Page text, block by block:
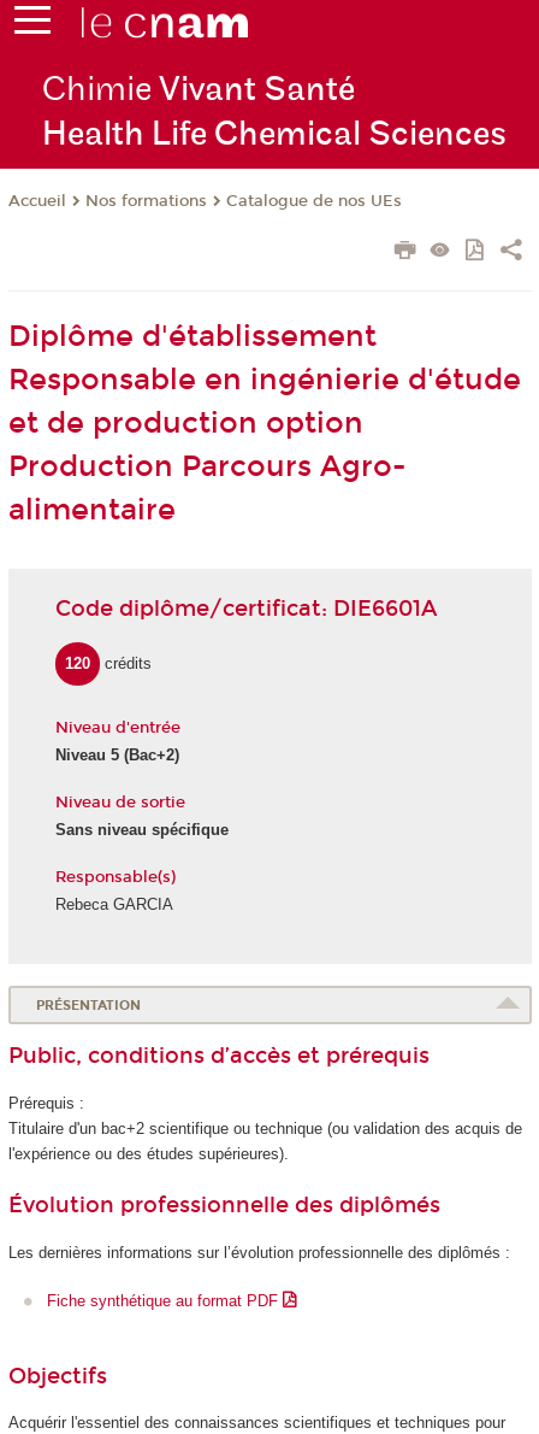
Chimie Vivant Santé
Health Life Chemical Sciences
Accueil Nos formations Catalogue de nos UEs
Diplôme d'établissement
Responsable en ingénierie d'étude
et de production option
Production Parcours Agro-
alimentaire
Code diplôme/certificat: DIE6601A
120 crédits
Niveau d'entrée
Niveau 5(Bac+2)
Niveau de sortie
Sans niveau spécifique
Responsable(s)
Rebeca GARCIA
PRÉSENTATION
Public, conditions d’accès et prérequis
Prérequis :
Titulaire d'un bac+2 scientifique ou technique (ou validation des acquis de
l'expérienceou des études supérieures).
Évolution professionnelle des diplômés
Les dernières informations sur l’évolution professionnelle des diplômés :
Fiche synthétique au format PDF
Objectifs
Acquérir l'essentiel des connaissances scientifiques et techniques pour